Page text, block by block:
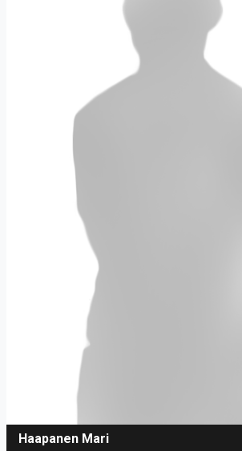
Haapanen Mari